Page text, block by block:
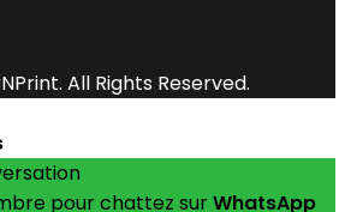
All Rights Reserved.
pour chattez surWhatsApp